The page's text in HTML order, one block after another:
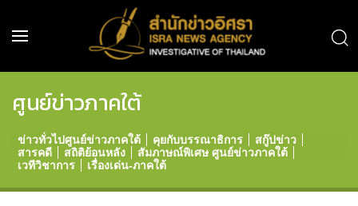
ศูนย์ข่าวภาคใต้
ข่าวทั่วไปศูนย์ข่าวภาคใต้ คุยกับบรรณาธิการ
สกู๊ปข่าว
สารคดี
สถิติย้อนหลัง
สัมภาษณ์พิเศษ ศูนย์ข่าวภาคใต้
เวทีวิชาการ
เรื่องเด่น-ภาคใต้